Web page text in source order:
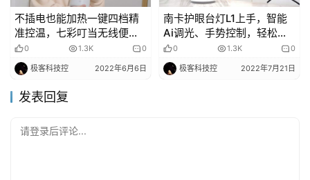
不插电也能加热一键四档精
准控温，七彩叮当无线便携
式调奶器测评
0 1.3K 0
极客科技控 2022年6月6日
南卡护眼台灯L1上手，智能
Ai调光、手势控制，轻松覆
盖2米大桌
0 1.3K 0
极客科技控 2022年7月21日
发表回复
请登录后评论...